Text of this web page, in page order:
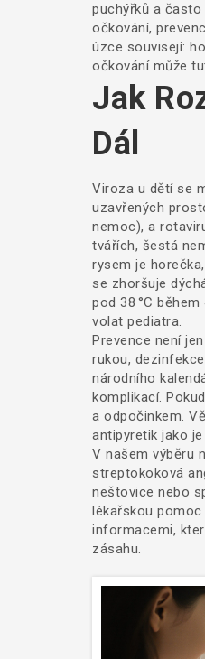
puchýřků a
očkování,
úzce souvisejí:
očkování může
Jak
Dál
Viroza u dětí se
uzavřených
nemoc), a
tvářích, šestá
rysem je
se zhoršuje
pod 38 °C
volat pediatra.
Prevence není
rukou,
národního
komplikací.
a odpočinkem.
antipyretik jako
V našem výběru
streptokoková
neštovice nebo
lékařskou
informacemi,
zásahu.